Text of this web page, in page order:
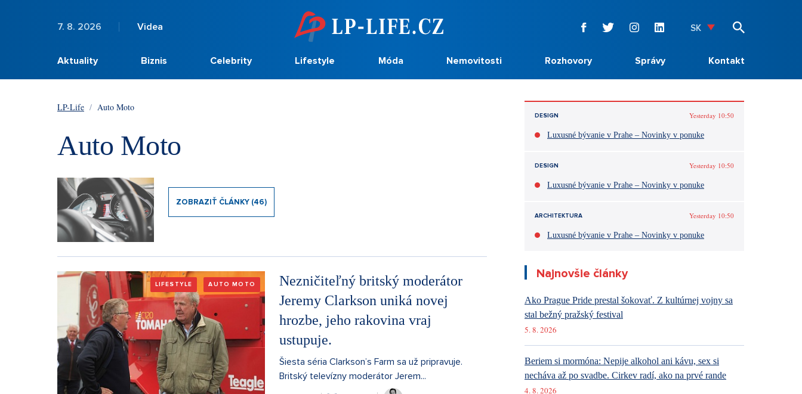
7. 8. 2026 Videa SK
Aktuality Biznis Celebrity Lifestyle Móda Nemovitosti Rozhovory Správy Kontakt
LP-Life / Auto Moto
Auto Moto
ZOBRAZIŤ ČLÁNKY (46)
LIFESTYLE AUTO MOTO
Nezničiteľný britský moderátor
Jeremy Clarkson uniká novej
hrozbe, jeho rakovina vraj
ustupuje.
Šiesta séria Clarkson’s Farm sa už pripravuje.
Britský televízny moderátor Jerem...
DESIGN Yesterday 10:50
Luxusné bývanie v Prahe – Novinky v ponuke
DESIGN Yesterday 10:50
Luxusné bývanie v Prahe – Novinky v ponuke
ARCHITEKTURA Yesterday 10:50
Luxusné bývanie v Prahe – Novinky v ponuke
Najnovšie články
Ako Prague Pride prestal šokovať. Z kultúrnej vojny sa
stal bežný pražský festival
5. 8. 2026
Beriem si mormóna: Nepije alkohol ani kávu, sex si
necháva až po svadbe. Cirkev radí, ako na prvé rande
4. 8. 2026